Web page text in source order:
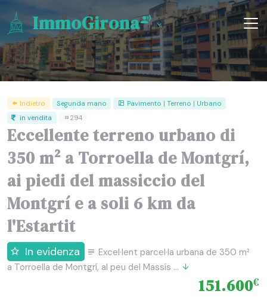
ImmoGirona
Indietro Segunda mano
Pavimento | Terreno | Urbano
in vendita
294
Eccellente terreno urbano di
350 m² a Torroella de Montgrí,
ai piedi del massiccio del
Montgrí e a soli 6 km da
l'Estartit
In evidenza
Excel·lent parcel·la urbana de 350 m²
a Torroella de Montgrí, al peu del Massís ...
151.600€